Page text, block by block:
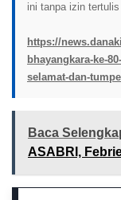
ini tanpa izin
https://
bhayangkara-ke-
selamat-dan-
Baca
ASABRI,